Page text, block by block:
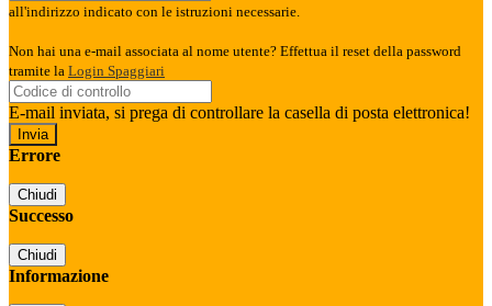
all'indirizzo indicato con le istruzioni necessarie.
Non hai una e-mail associata al nome utente? Effettua il reset della password
tramite la Login Spaggiari
E-mail inviata, si prega di controllare la casella di posta elettronica!
Errore
Chiudi
Successo
Chiudi
Informazione